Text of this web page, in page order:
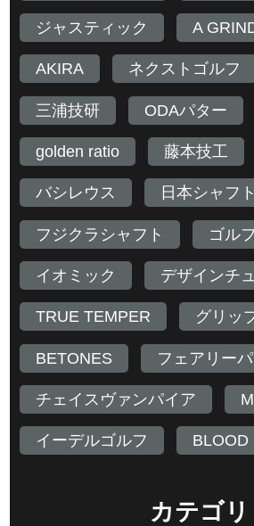
ジャスティック A
AKIRA ネクストゴルフ
三浦技研 ODAパター
golden ratio 藤本技工
バシレウス 日本シャフト
フジクラシャフト ゴル
イオミック デザインチ
TRUE TEMPER グリッ
BETONES フェアリー
チェイスヴァンパイア
イーデルゴルフ BLOOD
カテゴリ